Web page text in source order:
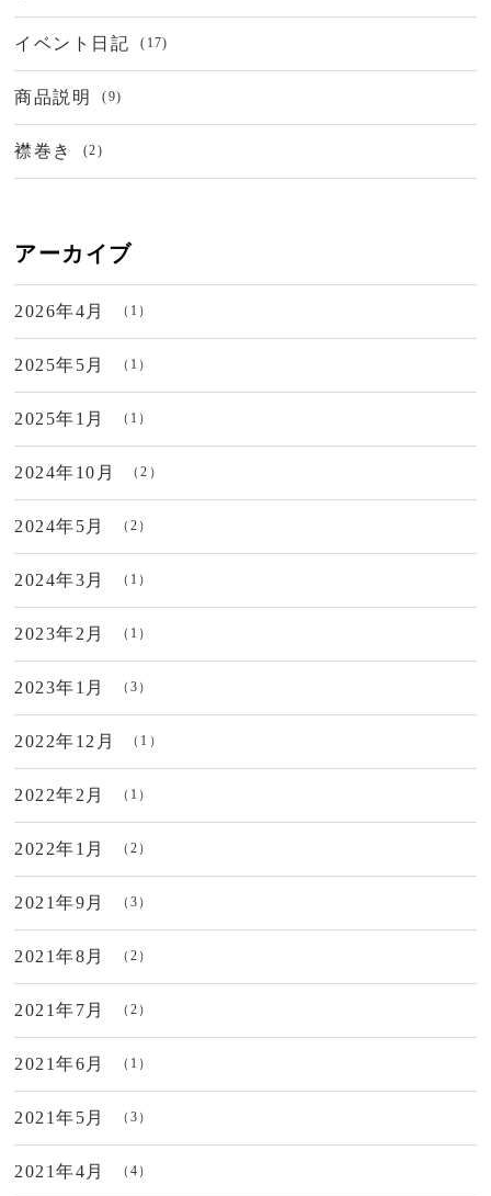
イベント日記 (17)
商品説明 (9)
襟巻き (2)
アーカイブ
2026年4月 （1）
2025年5月 （1）
2025年1月 （1）
2024年10月 （2）
2024年5月 （2）
2024年3月 （1）
2023年2月 （1）
2023年1月 （3）
2022年12月 （1）
2022年2月 （1）
2022年1月 （2）
2021年9月 （3）
2021年8月 （2）
2021年7月 （2）
2021年6月 （1）
2021年5月 （3）
2021年4月 （4）